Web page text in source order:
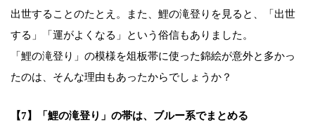
出世することのたとえ。また、鯉の滝登りを見ると、「出世
する」「運がよくなる」という俗信もありました。
「鯉の滝登り」の模様を俎板帯に使った錦絵が意外と多かっ
たのは、そんな理由もあったからでしょうか？
【7】「鯉の滝登り」の帯は、ブルー系でまとめる